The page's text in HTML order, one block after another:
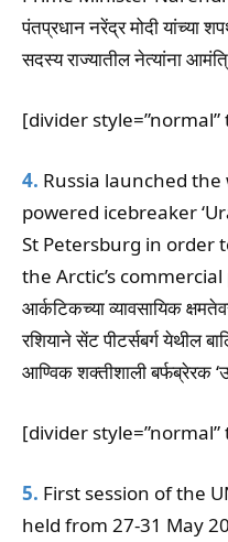
पंतप्रधान नरेंद्र मोदी यांच्या
सदस्य राज्यातील नेत्यांना
[divider style=”normal”
4. Russia launched the
powered icebreaker
St Petersburg in order
the Arctic’s
आर्कटिकच्या व्यावसायिक
रशियाने सेंट पीटर्सबर्ग येथील
आण्विक शक्तीशाली बर्फब्रेरक
[divider style=”normal”
5. First session of the
held from 27-31 May